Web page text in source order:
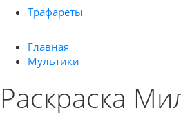
Трафареты
Главная
Мультики
Раскраска